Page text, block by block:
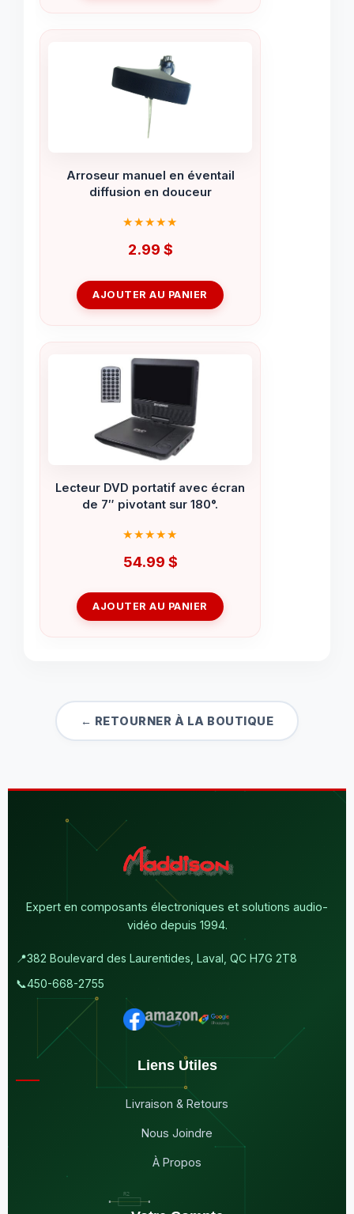
Arroseur manuel en éventail
diffusion en douceur
2.99 $
AJOUTER AU PANIER
Lecteur DVD portatif avec écran
de 7″ pivotant sur 180°.
54.99 $
AJOUTER AU PANIER
← RETOURNER À LA BOUTIQUE
Expert en composants électroniques et solutions audio-
vidéo depuis 1994.
📍382 Boulevard des Laurentides, Laval, QC H7G 2T8
📞450-668-2755
Liens Utiles
Livraison & Retours
Nous Joindre
À Propos